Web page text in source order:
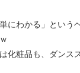
にわかる」という
化粧品も、ダンス